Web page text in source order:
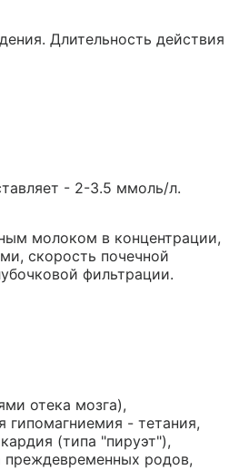
Длительность действия
- 2-3.5 ммоль/л.
молоком в концентрации,
скорость почечной
фильтрации.
отека мозга),
гипомагниемия - тетания,
(типа "пируэт"),
преждевременных родов,